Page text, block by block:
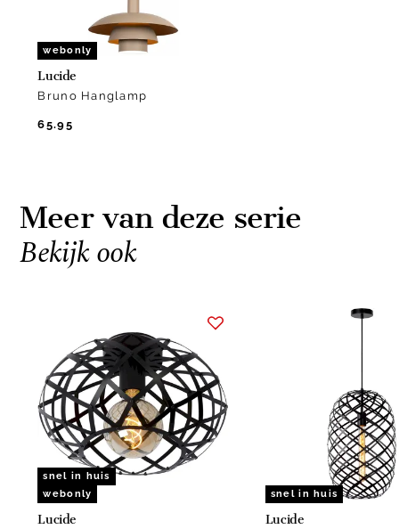
webonly
Lucide
Bruno Hanglamp
65.95
Meer van deze serie
Bekijk ook
snel in huis
webonly
Lucide
snel in huis
Lucide